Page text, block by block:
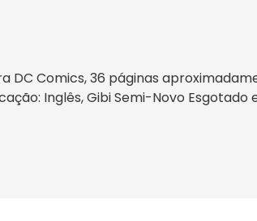
Comics, 36 páginas
Inglês, Gibi Semi-Novo Esgotado